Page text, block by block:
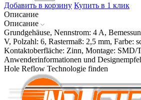
Добавить в корзину Купить в 1 клик
Описание
Описание
Grundgehäuse, Nennstrom: 4 A,
V, Polzahl: 6, Rastermaß: 2,5 mm, Farbe:
Kontaktoberfläche: Zinn, Montage:
Anwenderinformationen und
Hole Reflow Technologie finden